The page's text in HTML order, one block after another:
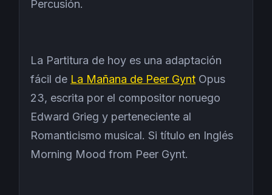
Percusión.
La Partitura de hoy es una adaptación
fácil de La Mañana de Peer Gynt Opus
23, escrita por el compositor noruego
Edward Grieg y perteneciente al
Romanticismo musical. Si título en Inglés
Morning Mood from Peer Gynt.